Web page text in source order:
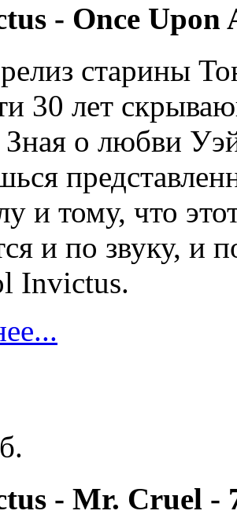
‎- Once Upon
старины
30 лет
о любви
и тому, что
и по звуку,
Invictus.
- Mr. Cruel -